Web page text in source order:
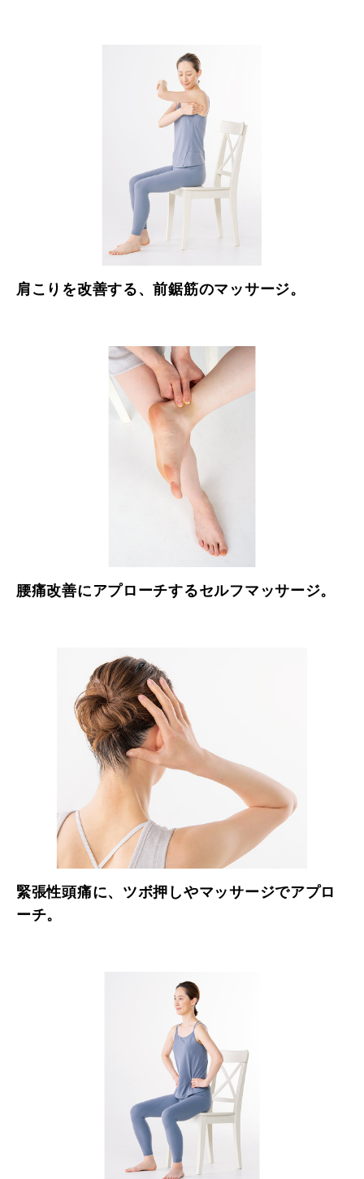
肩こりを改善する、前鋸筋のマッサージ。
腰痛改善にアプローチするセルフマッサージ。
緊張性頭痛に、ツボ押しやマッサージでアプロ
ーチ。